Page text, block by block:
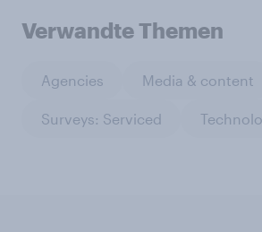
Verwandte Themen
Agencies Media & content
Surveys: Serviced